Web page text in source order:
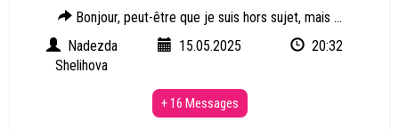
Bonjour, peut-être que je suis hors sujet, mais ...
Nadezda
Shelihova
15.05.2025 20:32
+ 16 Messages